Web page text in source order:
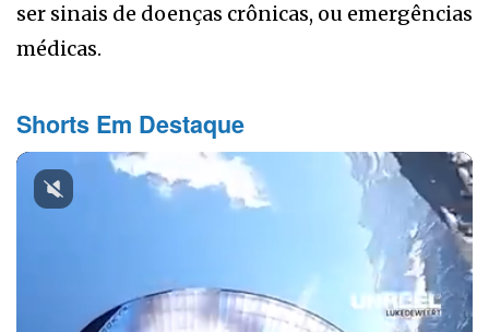
ser sinais de doenças crônicas, ou emergências
médicas.
Shorts Em Destaque